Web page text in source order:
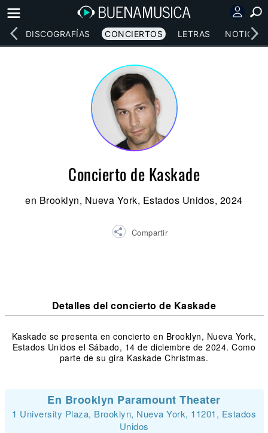
DISCOGRAFÍAS CONCIERTOS LETRAS NOTICIAS
Concierto de Kaskade
en Brooklyn, Nueva York, Estados Unidos, 2024
Compartir
Detalles del concierto de Kaskade
Kaskade se presenta en concierto en Brooklyn, Nueva York,
Estados Unidos el Sábado, 14 de diciembre de 2024. Como
parte de su gira Kaskade Christmas.
En Brooklyn Paramount Theater
1 University Plaza, Brooklyn, Nueva York, 11201, Estados
Unidos